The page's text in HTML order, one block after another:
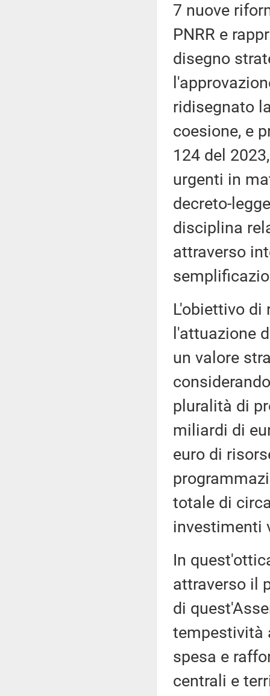
7 nuove
PNRR e
disegno
ridisegnato
coesione, e
124 del
urgenti in
decreto-
disciplina
attraverso
L'obiettivo di
l'attuazione
un valore
pluralità di
miliardi di
euro di
totale di
investimenti
In
attraverso il
di
tempestività
spesa e
centrali e